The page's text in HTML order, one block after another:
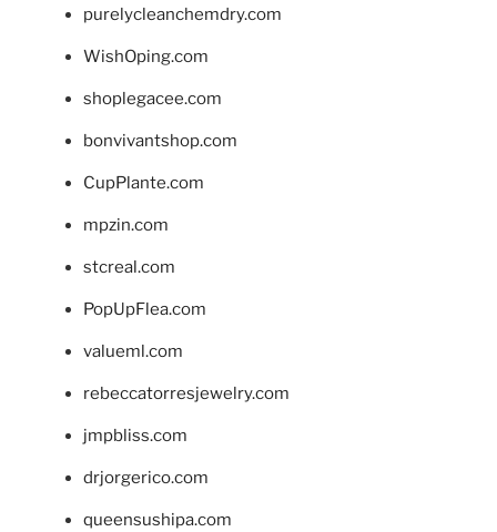
purelycleanchemdry.com
WishOping.com
shoplegacee.com
bonvivantshop.com
CupPlante.com
mpzin.com
stcreal.com
PopUpFlea.com
valueml.com
rebeccatorresjewelry.com
jmpbliss.com
drjorgerico.com
queensushipa.com